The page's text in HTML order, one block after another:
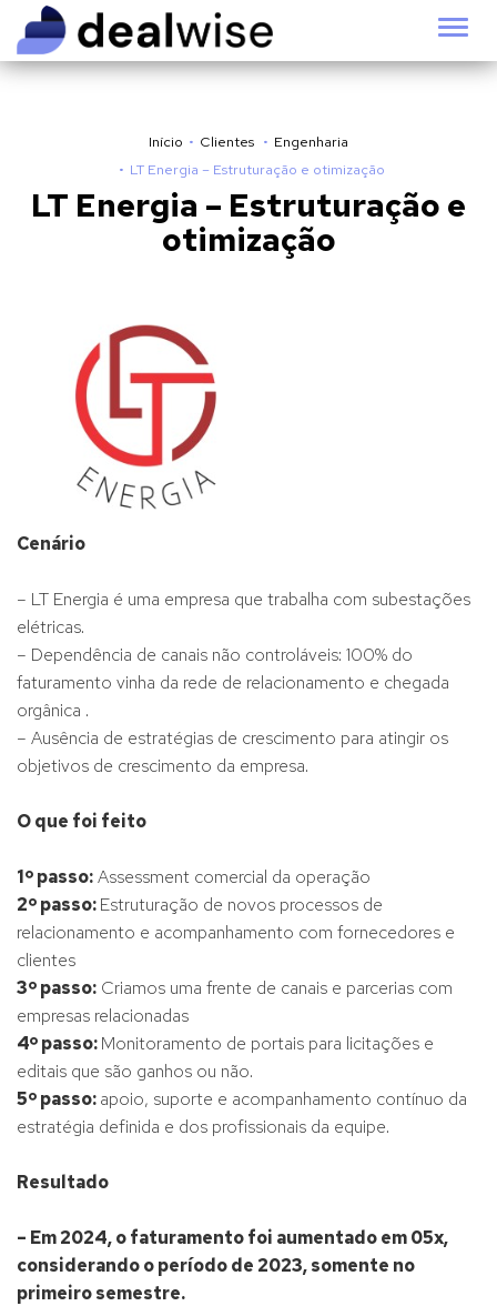
Início Clientes
Engenharia
LT Energia – Estruturação e otimização
LT Energia – Estruturação e
otimização
Cenário
– LT Energia é uma empresa que trabalha com subestações
elétricas.
– Dependência de canais não controláveis: 100% do
faturamento vinha da rede de relacionamento e chegada
orgânica .
– Ausência de estratégias de crescimento para atingir os
objetivos de crescimento da empresa.
O que foi feito
1º passo:Assessment comercial da operação
2º passo:Estruturação de novos processos de
relacionamento e acompanhamento com fornecedores e
clientes
3º passo: Criamos uma frente de canais e parcerias com
empresas relacionadas
4º passo:Monitoramento de portais para licitações e
editais que são ganhos ou não.
5º passo:apoio, suporte e acompanhamento contínuo da
estratégia definida e dos profissionais da equipe.
Resultado
– Em 2024, o faturamento foi aumentado em 05x,
considerando o período de 2023, somente no
primeiro semestre.